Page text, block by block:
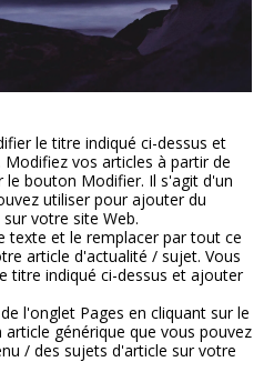
le titre indiqué ci-dessus et
vos articles à partir de
le bouton Modifier. Il s'agit d'un
utiliser pour ajouter du
votre site Web.
texte et le remplacer par tout ce
article d'actualité / sujet. Vous
titre indiqué ci-dessus et ajouter
l'onglet Pages en cliquant sur le
générique que vous pouvez
/ des sujets d'article sur votre